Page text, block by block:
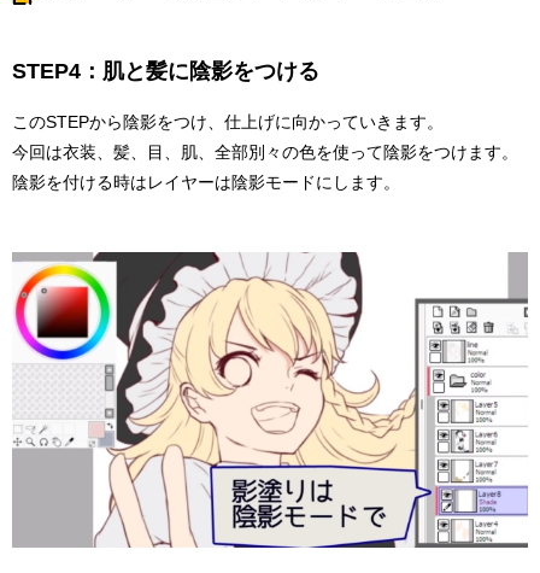
STEP4：肌と髪に陰影をつける
このSTEPから陰影をつけ、仕上げに向かっていきます。
今回は衣装、髪、目、肌、全部別々の色を使って陰影をつけます。
陰影を付ける時はレイヤーは陰影モードにします。